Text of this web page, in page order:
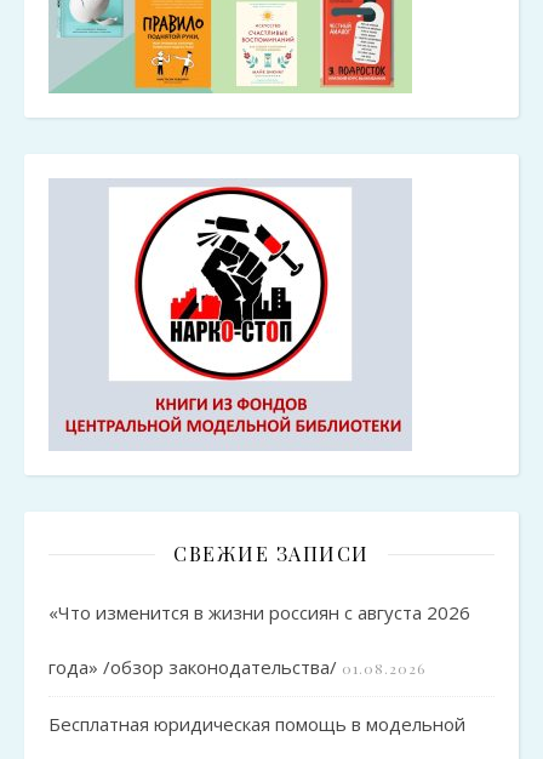
СВЕЖИЕ ЗАПИСИ
«Что изменится в жизни россиян с августа 2026
года» /обзор законодательства/ 01.08.2026
Бесплатная юридическая помощь в модельной